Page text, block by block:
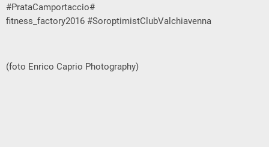
#PrataCamportaccio#
fitness_factory2016 #SoroptimistClubValchiavenna
(foto Enrico Caprio Photography)